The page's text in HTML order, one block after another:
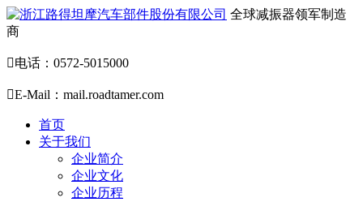
全球减振器领军制造
商
电话：0572-5015000
E-Mail：mail.roadtamer.com
首页
关于我们
企业简介
企业文化
企业历程